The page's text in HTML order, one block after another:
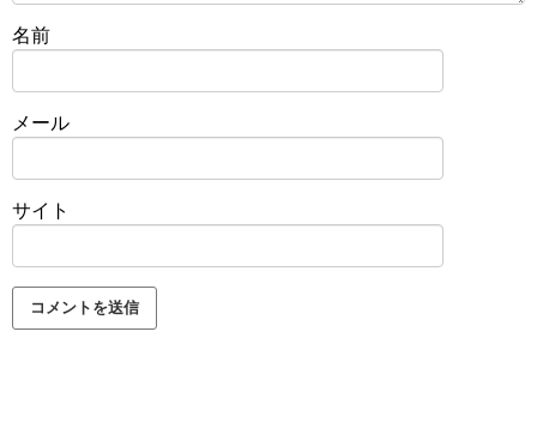
名前
メール
サイト